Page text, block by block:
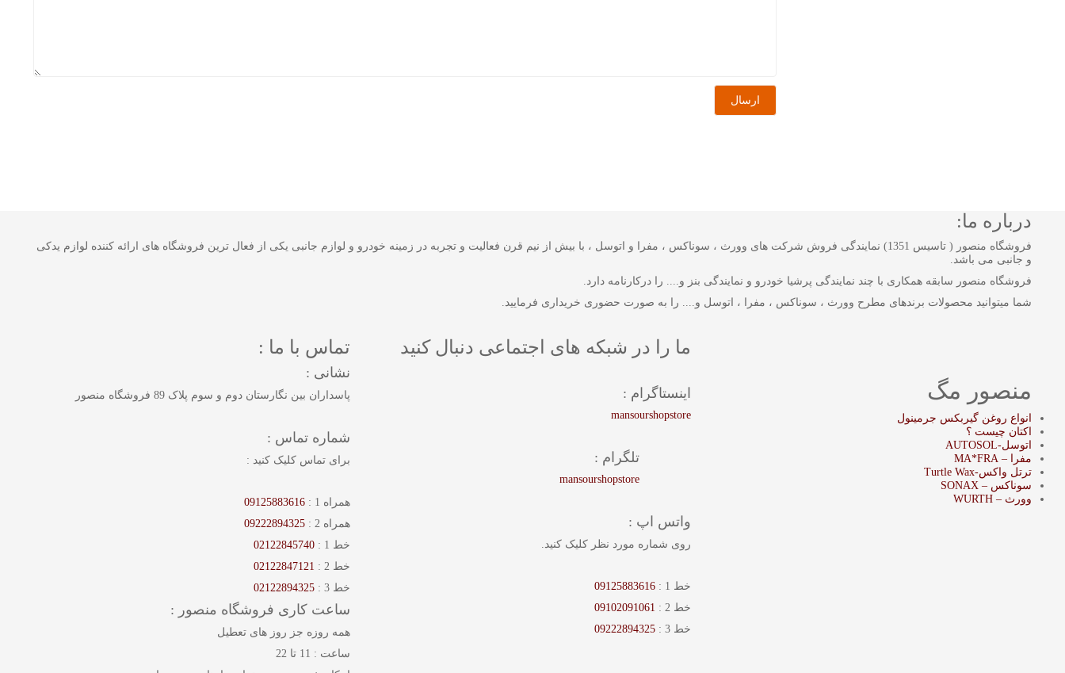
درباره ما:
فروشگاه منصور ( تاسیس 1351) نمایندگی فروش شرکت های وورث ، سوناکس ، مفرا و اتوسل ، با بیش از نیم قرن فعالیت و تجربه در زمینه خودرو و لوازم جانبی یکی از فعال ترین فروشگاه های ارائه کننده لوازم یدکی
و جانبی می باشد.
فروشگاه منصور سابقه همکاری با چند نمایندگی پرشیا خودرو و نمایندگی بنز و.... را درکارنامه دارد.
شما میتوانید محصولات برندهای مطرح وورث ، سوناکس ، مفرا ، اتوسل و.... را به صورت حضوری خریداری فرمایید.
منصور مگ
انواع روغن گیربکس جرمینول
اکتان چیست ؟
اتوسل-AUTOSOL
مفرا – MA*FRA
ترتل واکس-Turtle Wax
سوناکس – SONAX
وورث – WURTH
ما را در شبکه های اجتماعی دنبال کنید
اینستاگرام :
mansourshopstore
تلگرام :
mansourshopstore
واتس اپ :
روی شماره مورد نظر کلیک کنید.
خط 1 :
09125883616
خط 2 :
09102091061
خط 3 :
09222894325
تماس با ما :
نشانی :
پاسداران بین نگارستان دوم و سوم پلاک 89 فروشگاه منصور
شماره تماس :
برای تماس کلیک کنید :
همراه 1 :
09125883616
همراه 2 :
09222894325
خط 1 :
02122845740
خط 2 :
02122847121
خط 3 :
02122894325
ساعت کاری فروشگاه منصور :
همه روزه جز روز های تعطیل
ساعت : 11 تا 22